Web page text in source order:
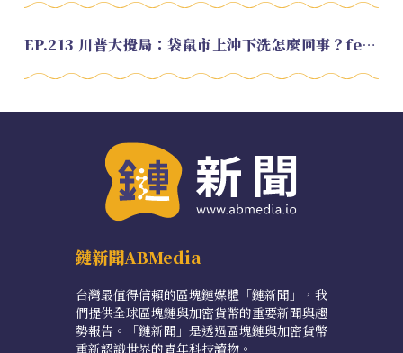
EP.213 川普大攪局：袋鼠市上沖下洗怎麼回事？feat. Alvin
鏈新聞ABMedia
台灣最值得信賴的區塊鏈媒體「鏈新聞」，我
們提供全球區塊鏈與加密貨幣的重要新聞與趨
勢報告。「鏈新聞」是透過區塊鏈與加密貨幣
重新認識世界的青年科技讀物。